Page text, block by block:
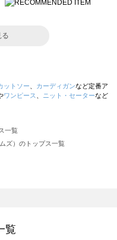
る
ットソー カーディガンなど定番ア
ワンピース ニット・セーターなど
一覧
ズ）のトップス一覧
サモスモス）のトップス一覧
のトップス一覧
覧